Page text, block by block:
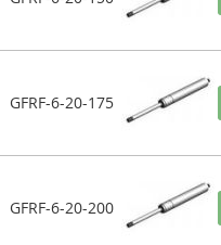
GFRF-6-20-175
GFRF-6-20-200